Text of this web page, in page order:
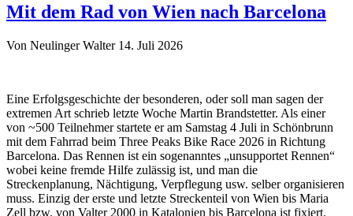
Mit dem Rad von Wien nach Barcelona
Von Neulinger Walter 14. Juli 2026
Eine Erfolgsgeschichte der besonderen, oder soll man sagen der
extremen Art schrieb letzte Woche Martin Brandstetter. Als einer
von ~500 Teilnehmer startete er am Samstag 4 Juli in Schönbrunn
mit dem Fahrrad beim Three Peaks Bike Race 2026 in Richtung
Barcelona. Das Rennen ist ein sogenanntes „unsupportet Rennen“
wobei keine fremde Hilfe zulässig ist, und man die
Streckenplanung, Nächtigung, Verpflegung usw. selber organisieren
muss. Einzig der erste und letzte Streckenteil von Wien bis Maria
Zell bzw. von Valter 2000 in Katalonien bis Barcelona ist fixiert.